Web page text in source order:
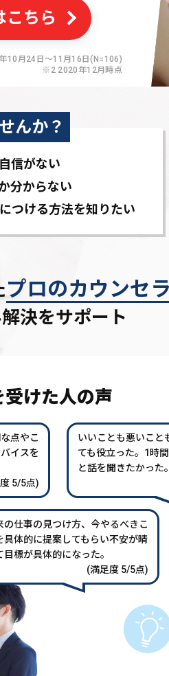
こちら
10月24日〜11月16日(N=106)
※2 2020年12月時点
んか？
信がない
分からない
つける方法を知りたい
プロのカウンセ
決をサポート
受けた人の声
点やこ
イスを
5/5点)
いいことも悪いこと
ても役立った。1時
と話を聞きたかった。
の仕事の見つけ方、今やるべきこ
具体的に提案してもらい不安が晴
目標が具体的になった。
(満足度 5/5点)